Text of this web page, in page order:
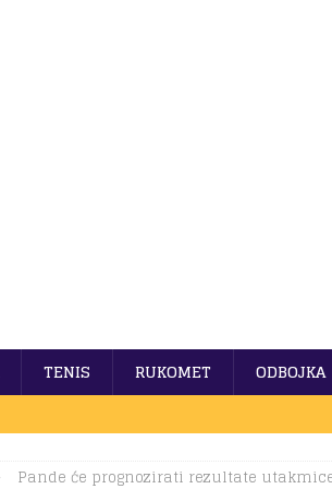
TENIS RUKOMET ODBOJKA
Pande će prognozirati rezultate